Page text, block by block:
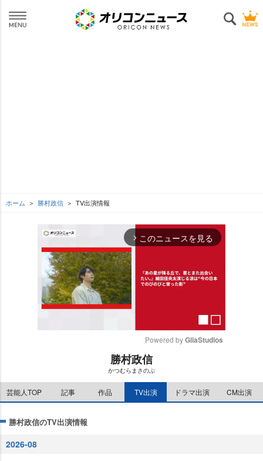
ホーム 勝村政信 TV出演情報
arrow_forward_ios このニュースを見る
e
Powered by GliaStudios
勝村政信
かつむらまさのぶ
芸能人TOP 記事 作品 TV出演 ドラマ出演 CM出演
勝村政信のTV出演情報
2026-08